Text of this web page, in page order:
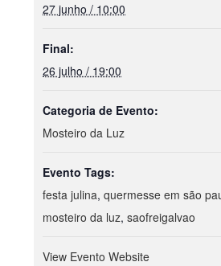
27 junho / 10:00
Final:
26 julho / 19:00
Categoria de Evento:
Mosteiro da Luz
Evento Tags:
festa julina,quermesse em são
mosteiro da luz,saofreigalvao
View Evento Website